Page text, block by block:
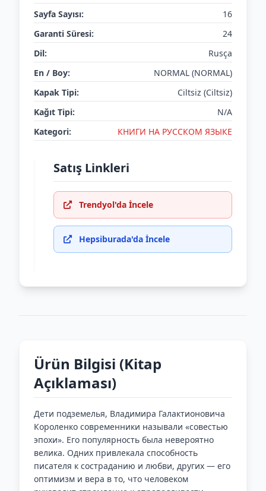
Sayfa Sayısı:
16
Garanti Süresi:
24
Dil:
Rusça
En / Boy:
NORMAL (NORMAL)
Kapak Tipi:
Ciltsiz (Ciltsiz)
Kağıt Tipi:
N/A
Kategori:
КНИГИ НА РУССКОМ ЯЗЫКЕ
Satış Linkleri
Trendyol'da İncele
Hepsiburada'da İncele
Ürün Bilgisi (Kitap
Açıklaması)
Дети подземелья, Владимира Галактионовича
Короленко современники называли «совестью
эпохи». Его популярность была невероятно
велика. Одних привлекала способность
писателя к состраданию и любви, других — его
оптимизм и вера в то, что человеком